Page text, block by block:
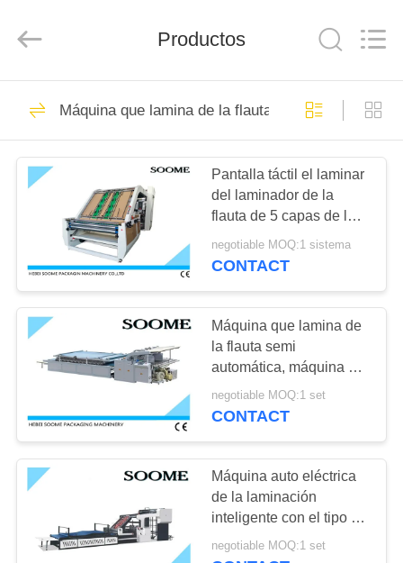
CASA.
PRODUCTOS
SOBRE
NOSOTROS
RECORRIDO
POR
FÁBRICA
CONTROL
DE
CALIDAD
MACHINERY
CO.,LTD.
Reserved.
máquina automática
del corrugación
200
cadena de
producción de la
cartulina acanalada
80
La impresora Slotter
125
Productos
Máquina que lamina de la flauta
Pantalla táctil el laminar
del laminador de la
flauta de 5 capas de la
cartulina acanalada
negotiable MOQ:1 sistema
CONTACT
Máquina que lamina de
la flauta semi
automática, máquina de
alta velocidad de la
fabricación de cajas del
negotiable MOQ:1 set
CONTACT
Máquina auto eléctrica
de la laminación
inteligente con el tipo de
la succión del vacío
negotiable MOQ:1 set